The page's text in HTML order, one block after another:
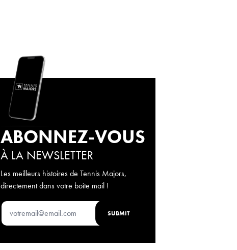
ABONNEZ-VOUS
À LA NEWSLETTER
Les meilleurs histoires de Tennis Majors,
directement dans votre boîte mail !